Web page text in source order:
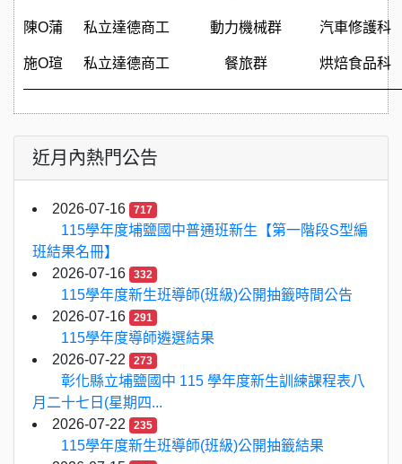
陳O蒲 私⽴達德商⼯ 動⼒機械群 汽⾞修護科
施O瑄 私⽴達德商⼯ 餐旅群 烘焙⾷品科
近月內熱門公告
2026-07-16 717
115學年度埔鹽國中普通班新生【第一階段S型編
班結果名冊】
2026-07-16
332
115學年度新生班導師(班級)公開抽籤時間公告
2026-07-16
291
115學年度導師遴選結果
2026-07-22
273
彰化縣立埔鹽國中 115 學年度新生訓練課程表八
月二十七日(星期四...
2026-07-22
235
115學年度新生班導師(班級)公開抽籤結果